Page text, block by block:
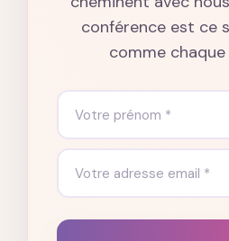
conférence est ce
comme chaque